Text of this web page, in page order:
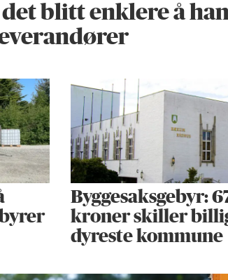
det blitt enklere å
Byggesaks­gebyr:
kroner skiller
dyreste kommune